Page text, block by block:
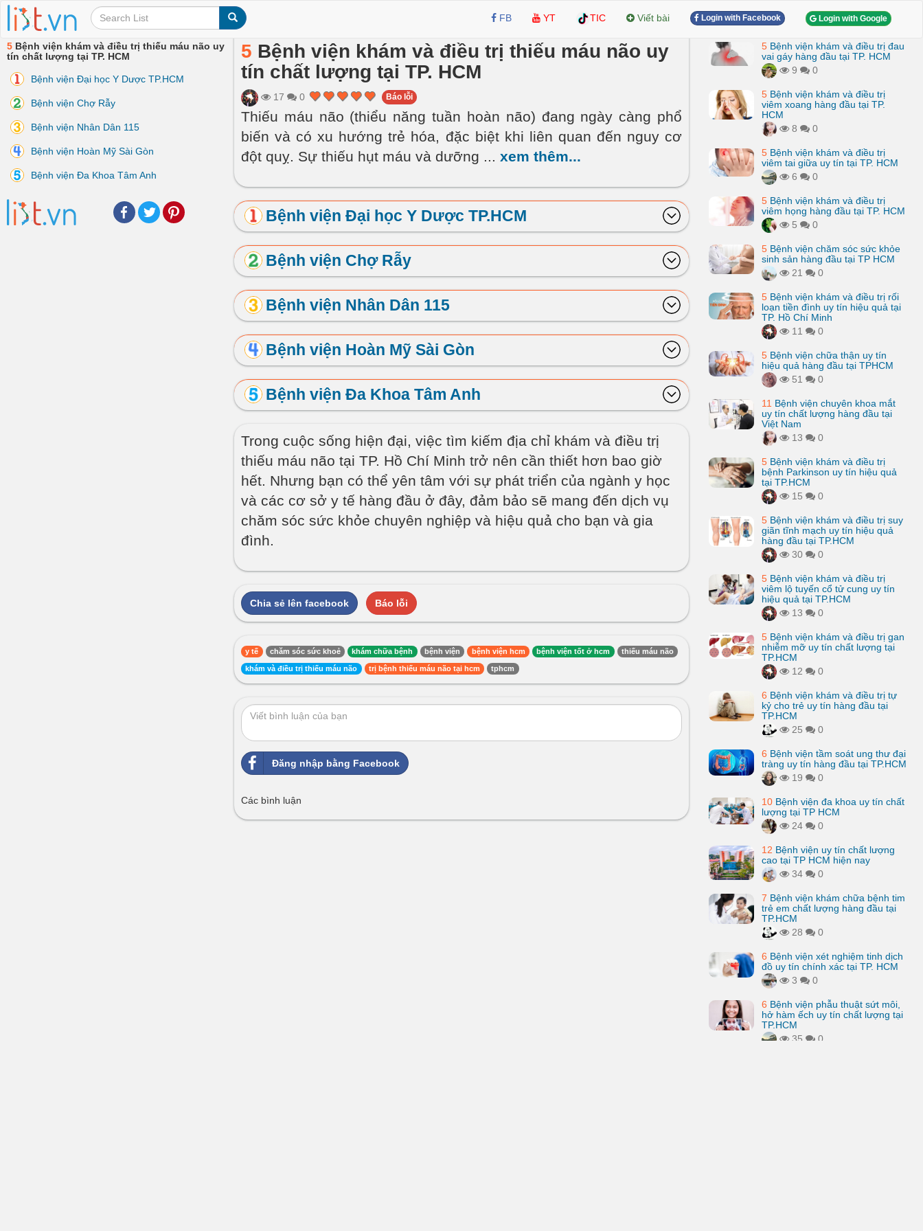
FB YT TIC Viết bài Login with Facebook Login with Google
5 Bệnh viện khám và điều trị thiếu máu não uy
tín chất lượng tại TP. HCM
Bệnh viện Đại học Y Dược TP.HCM
Bệnh viện Chợ Rẫy
Bệnh viện Nhân Dân 115
Bệnh viện Hoàn Mỹ Sài Gòn
Bệnh viện Đa Khoa Tâm Anh
Facebook
TwitterPinterest
5 Bệnh viện khám và điều trị thiếu máu não uy
tín chất lượng tại TP. HCM
17 0 Báo lỗi
Thiếu máu não (thiểu năng tuần hoàn não) đang ngày càng phổ
biến và có xu hướng trẻ hóa, đặc biệt khi liên quan đến nguy cơ
đột quỵ. Sự thiếu hụt máu và dưỡng ... xem thêm...
Bệnh viện Đại học Y Dược TP.HCM
Bệnh viện Chợ Rẫy
Bệnh viện Nhân Dân 115
Bệnh viện Hoàn Mỹ Sài Gòn
Bệnh viện Đa Khoa Tâm Anh
Trong cuộc sống hiện đại, việc tìm kiếm địa chỉ khám và điều trị
thiếu máu não tại TP. Hồ Chí Minh trở nên cần thiết hơn bao giờ
hết. Nhưng bạn có thể yên tâm với sự phát triển của ngành y học
và các cơ sở y tế hàng đầu ở đây, đảm bảo sẽ mang đến dịch vụ
chăm sóc sức khỏe chuyên nghiệp và hiệu quả cho bạn và gia
đình.
Chia sẻ lên facebook Báo lỗi
y tế chăm sóc sức khoẻ khám chữa bệnh bệnh viện bệnh viện hcm bệnh viện tốt ở hcm thiếu máu não
khám và điều trị thiếu máu não trị bệnh thiếu máu não tại hcm tphcm
Đăng nhập bằng Facebook
Các bình luận
5 Bệnh viện khám và điều trị đau
vai gáy hàng đầu tại TP. HCM
9
0
5 Bệnh viện khám và điều trị
viêm xoang hàng đầu tại TP.
HCM
8
0
5 Bệnh viện khám và điều trị
viêm tai giữa uy tín tại TP. HCM
6
0
5 Bệnh viện khám và điều trị
viêm họng hàng đầu tại TP. HCM
5
0
5 Bệnh viện chăm sóc sức khỏe
sinh sản hàng đầu tại TP HCM
21
0
5 Bệnh viện khám và điều trị rối
loạn tiền đình uy tín hiệu quả tại
TP. Hồ Chí Minh
11
0
5 Bệnh viện chữa thận uy tín
hiệu quả hàng đầu tại TPHCM
51
0
11 Bệnh viện chuyên khoa mắt
uy tín chất lượng hàng đầu tại
Việt Nam
13
0
5 Bệnh viện khám và điều trị
bệnh Parkinson uy tín hiệu quả
tại TP.HCM
15
0
5 Bệnh viện khám và điều trị suy
giãn tĩnh mạch uy tín hiệu quả
hàng đầu tại TP.HCM
30
0
5 Bệnh viện khám và điều trị
viêm lộ tuyến cổ tử cung uy tín
hiệu quả tại TP.HCM
13
0
5 Bệnh viện khám và điều trị gan
nhiễm mỡ uy tín chất lượng tại
TP.HCM
12
0
6 Bệnh viện khám và điều trị tự
kỷ cho trẻ uy tín hàng đầu tại
TP.HCM
25
0
6 Bệnh viện tầm soát ung thư đại
tràng uy tín hàng đầu tại TP.HCM
19
0
10 Bệnh viện đa khoa uy tín chất
lượng tại TP HCM
24
0
12 Bệnh viện uy tín chất lượng
cao tại TP HCM hiện nay
34
0
7 Bệnh viện khám chữa bệnh tim
trẻ em chất lượng hàng đầu tại
TP.HCM
28
0
6 Bệnh viện xét nghiệm tinh dịch
đồ uy tín chính xác tại TP. HCM
3
0
6 Bệnh viện phẫu thuật sứt môi,
hở hàm ếch uy tín chất lượng tại
TP.HCM
35
0